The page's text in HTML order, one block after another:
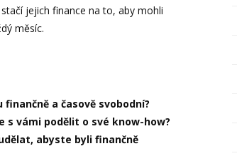
jejich finance na to, aby mohli
měsíc.
a časově svobodní?
s vámi podělit o své know-how?
abyste byli finančně